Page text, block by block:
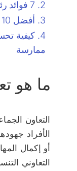
7 فوائد رئيسية لتعاون الفريق
أفضل 10 أمثلة لتعاون الفريق
ممارسة
ما هو
التعاون
الأفراد
أو إكمال
التعاوني